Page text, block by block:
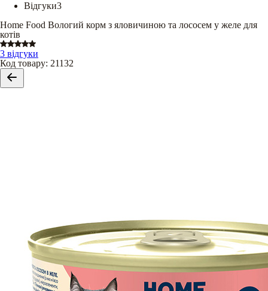
Відгуки3
Home Food Вологий корм з яловичиною та лососем у желе для
котів
3 відгуки
Код товару: 21132